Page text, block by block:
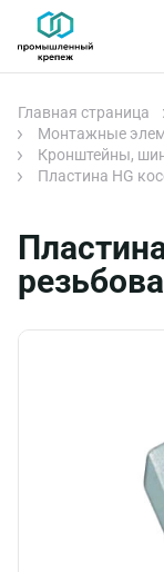
Главная страница
Монтажные
Кронштейны,
Пластина HG